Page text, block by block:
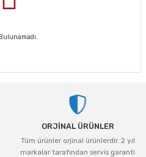
ORJİNAL ÜRÜNLER
Tüm ürünler orjinal ürünlerdir. 2 yıl
markalar tarafından servis garanti